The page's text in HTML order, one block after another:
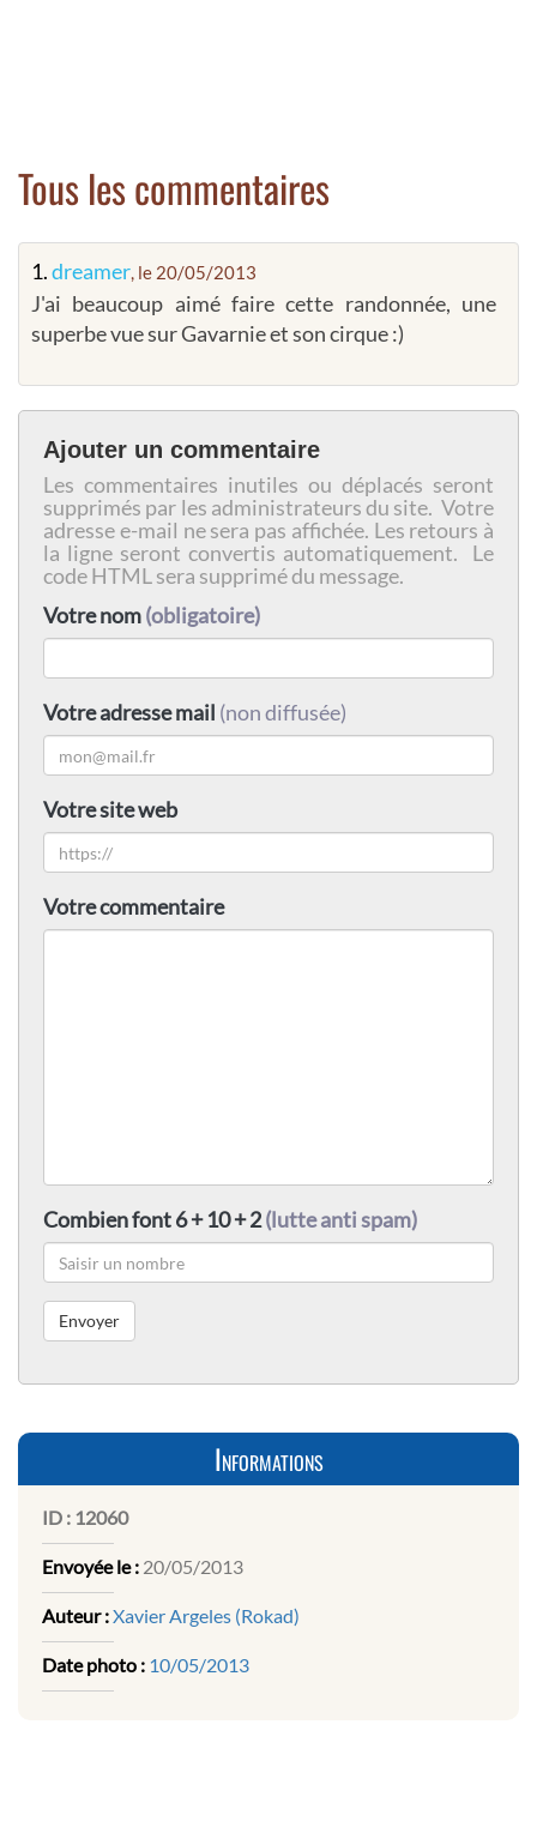
Tous les commentaires
1.dreamer, le 20/05/2013
J'ai beaucoup aimé faire cette randonnée, une
superbe vue sur Gavarnie et son cirque :)
Ajouter un commentaire
Les commentaires inutiles ou déplacés seront
supprimés par les administrateurs du site. Votre
adresse e-mail ne sera pas affichée. Les retours à
la ligne seront convertis automatiquement. Le
code HTML sera supprimé du message.
Votre nom(obligatoire)
Votre adresse mail (non diffusée)
Votre site web
Votre commentaire
Combien font 6 + 10 + 2(lutte anti spam)
Informations
ID : 12060
Envoyée le : 20/05/2013
Auteur :Xavier Argeles (Rokad)
Date photo : 10/05/2013